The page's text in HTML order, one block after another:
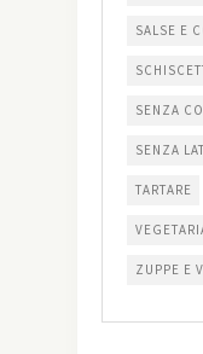
SALSE E
SENZA
SENZA
TARTARE
ZUPPE E